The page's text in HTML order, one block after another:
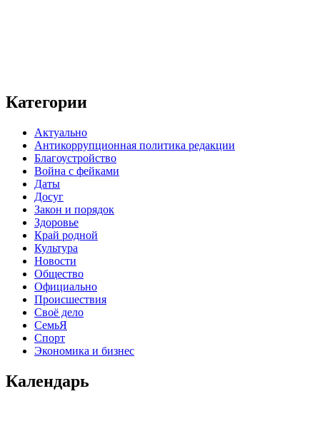
Категории
Актуально
Антикоррупционная политика редакции
Благоустройство
Война с фейками
Даты
Досуг
Закон и порядок
Здоровье
Край родной
Культура
Новости
Общество
Официально
Происшествия
Своё дело
СемьЯ
Спорт
Экономика и бизнес
Календарь